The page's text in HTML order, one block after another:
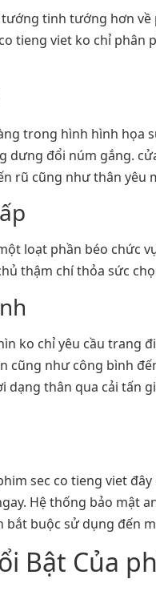
tinh tướng hơn
tieng viet ko chỉ
trong hình hình họa
dưng đổi núm gắng.
rũ cũng như thân yêu
loạt phần béo chức
thậm chí thỏa sức
ko chỉ yêu cầu
cũng như công bình
dạng thân qua cải tấn
sec co tieng viet
Hệ thống bảo mật
bắt buộc sử dụng đến
Bật Của